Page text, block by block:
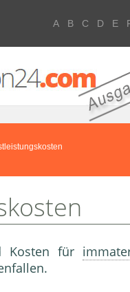
A B C D E
Kosten für